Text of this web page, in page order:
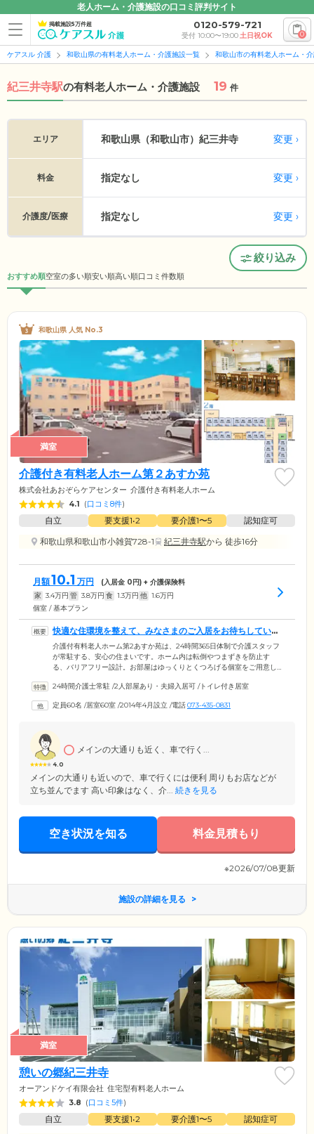
老人ホーム・介護施設の口コミ評判サイト
掲載施設5万件超 0120-579-721
受付 10:00〜19:00土日祝OK 0
ケアスル 介護 和歌山県の有料老人ホーム・介護施設一覧 和歌山市の有料老人ホーム・
紀三井寺駅の有料老人ホーム・介護施設 19 件
エリア 和歌山県（和歌山市） 紀三井寺 変更
料金 指定なし 変更
介護度/医療 指定なし 変更
絞り込み
おすすめ順空室の多い順安い順高い順口コミ件数順
和歌山県 人気 No.3
満室
介護付き有料老人ホーム第２あすか苑
株式会社あおぞらケアセンター 介護付き有料老人ホーム
4.1 (口コミ8件)
自立 要支援1•2 要介護1〜5
認知症可
和歌山県和歌山市小雑賀728-1
紀三井寺駅から 徒歩16分
月額10.1 万円 (入居金 0円) + 介護保険料
家 3.4万円 管 3.8万円 食 1.3万円 他 1.6万円
個室 / 基本プラン
快適な住環境を整えて、みなさまのご入居をお待ちしていま
す
介護付有料老人ホーム第2あすか苑は、24時間365日体制で介護スタッフ
が常駐する、安心の住まいです。ホーム内は転倒やつまずきを防止す
る、バリアフリー設計。お部屋はゆっくりとくつろげる個室をご用意し
のペースでご使用が可能です。お食事は栄養バランスに配慮した家庭的
やかなひとときをお過ごしください。浴室は個人浴室のほか、車いすの
24時間介護士常駐 /2人部屋あり・夫婦入居可 /トイレ付き居室
定員60名 /居室60室 /2014年4月設立 /電話073-435-0831
4.0
メインの大通りも近く、車で行く...
メインの大通りも近いので、車で行くには便利 周りもお店などが
立ち並んでます 高い印象はなく、介... 続きを見る
空き状況を知る 料金見積もり
※2026/07/08更新
施設の詳細を見る
満室
憩いの郷紀三井寺
オーアンドケイ有限会社 住宅型有料老人ホーム
3.8 (口コミ5件)
自立 要支援1•2 要介護1〜5
認知症可